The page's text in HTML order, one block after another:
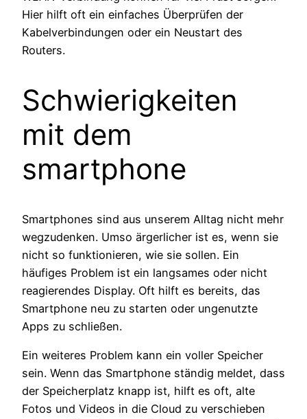
Hier hilft oft ein einfaches Überprüfen der
Kabelverbindungen oder ein Neustart des
Routers.
Schwierigkeiten
mit dem
smartphone
Smartphones sind aus unserem Alltag nicht mehr
wegzudenken. Umso ärgerlicher ist es, wenn sie
nicht so funktionieren, wie sie sollen. Ein
häufiges Problem ist ein langsames oder nicht
reagierendes Display. Oft hilft es bereits, das
Smartphone neu zu starten oder ungenutzte
Apps zu schließen.
Ein weiteres Problem kann ein voller Speicher
sein. Wenn das Smartphone ständig meldet, dass
der Speicherplatz knapp ist, hilft es oft, alte
Fotos und Videos in die Cloud zu verschieben